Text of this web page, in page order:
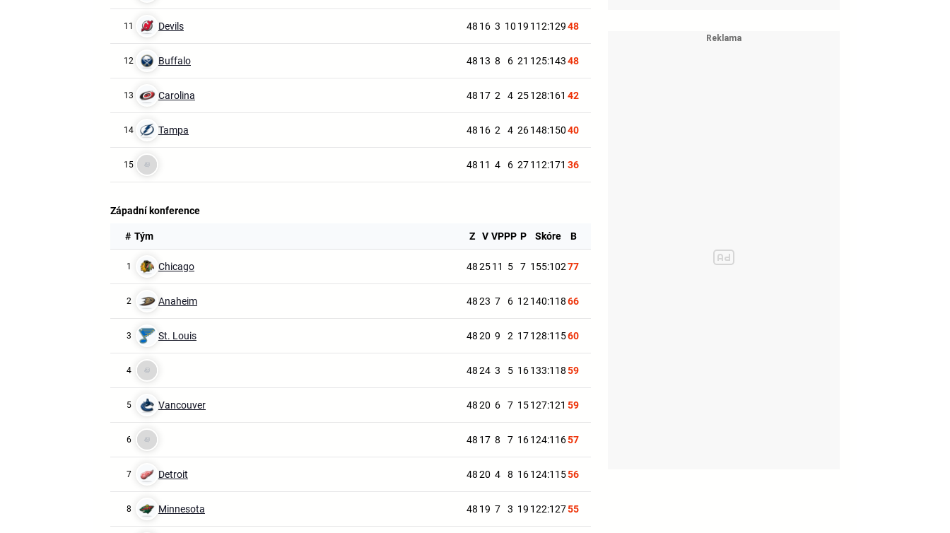
11 Devils 48 16 3 10 19 112:12948
12 Buffalo 48 13 8 6 21 125:14348
13 Carolina 48 17 2 4 25128:161 42
14 Tampa 48 16 2 4 26148:15040
15 48 11 4 6 27112:171 36
Západní konference
# Tým Z V VPPP P Skóre B
1 Chicago 482511 5 7 155:10277
2 Anaheim 4823 7 6 12 140:11866
3 St. Louis 4820 9 2 17128:11560
4 4824 3 5 16133:11859
5 Vancouver 4820 6 7 15127:121 59
6 48 17 8 7 16124:11657
7 Detroit 4820 4 8 16124:11556
8 Minnesota 48 19 7 3 19 122:12755